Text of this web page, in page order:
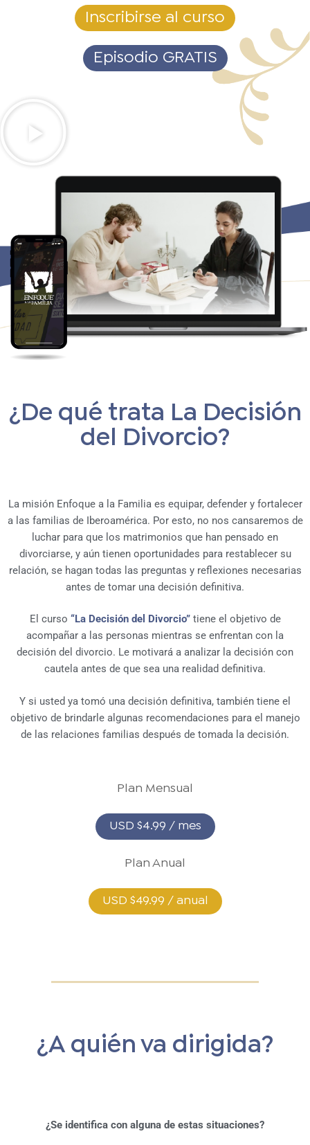
Inscribirse al curso
Episodio GRATIS
¿De qué trata La Decisión
del Divorcio?
La misión Enfoque a la Familia es equipar, defender y fortalecer
a las familias de Iberoamérica. Por esto, no nos cansaremos de
luchar para que los matrimonios que han pensado en
divorciarse, y aún tienen oportunidades para restablecer su
relación, se hagan todas las preguntas y reflexiones necesarias
antes de tomar una decisión definitiva.
El curso “La Decisión del Divorcio”tiene el objetivo de
acompañar a las personas mientras se enfrentan con la
decisión del divorcio. Le motivará a analizar la decisión con
cautela antes de que sea una realidad definitiva.
Y si usted ya tomó una decisión definitiva, también tiene el
objetivo de brindarle algunas recomendaciones para el manejo
de las relaciones familias después de tomada la decisión.
Plan Mensual
USD $4.99 / mes
Plan Anual
USD $49.99 / anual
¿A quién va dirigida?
¿Se identifica con alguna de estas situaciones?